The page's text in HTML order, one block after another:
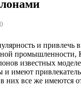
и привлечь
промышленности,
известных
и имеют
них все же имеются